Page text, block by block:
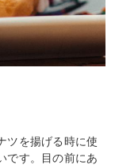
ツを揚げる時に使
です。目の前にあ